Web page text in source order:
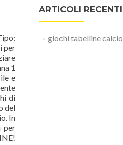
o da stampare per l'argomento giochi didattici, livello scuola elementare primaria, in particolare troverete giochi didattici ed esercizi on line su tutti i principali argomenti di matematica nella scuola … Henry Danger: Il giorno del pericolo. Sono normali studenti, ma sono anche rockstar famose in tutto il mondo. NBA
ARTICOLI RECENTI
giochi tabelline calcio